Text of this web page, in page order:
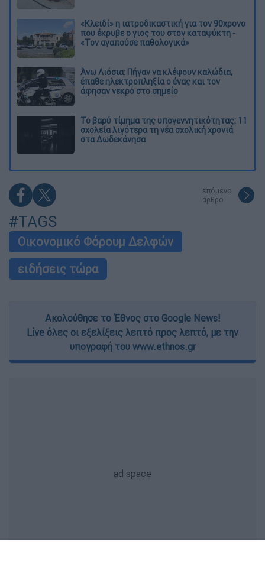
«Κλειδί» η ιατροδικαστική για τον 90χρονο
που έκρυβε ο γιος του στον καταψύκτη -
«Τον αγαπούσε παθολογικά»
Άνω Λιόσια: Πήγαν να κλέψουν καλώδια,
έπαθε ηλεκτροπληξία ο ένας και τον
άφησαν νεκρό στο σημείο
Το βαρύ τίμημα της υπογεννητικότητας: 11
σχολεία λιγότερα τη νέα σχολική χρονιά
στα Δωδεκάνησα
επόμενο
άρθρο
#TAGS
Οικονομικό Φόρουμ Δελφών
ειδήσεις τώρα
Ακολούθησε το Έθνος στο Google News!
Live όλες οι εξελίξεις λεπτό προς λεπτό, με την
υπογραφή του www.ethnos.gr